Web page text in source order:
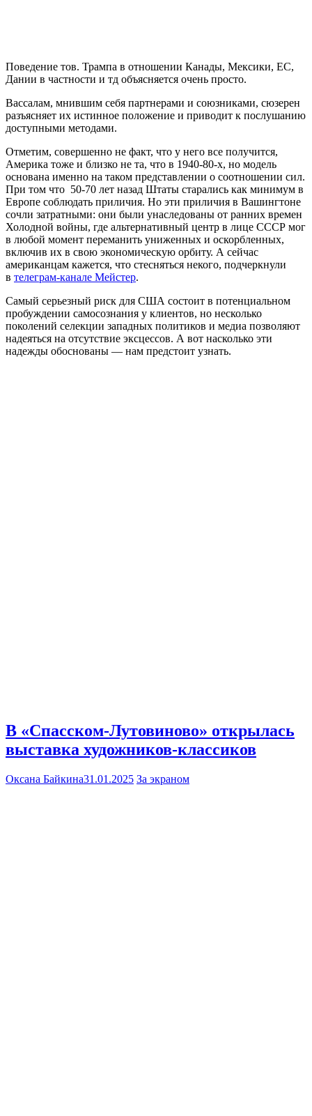
Поведение тов. Трампа в отношении Канады, Мексики, ЕС,
Дании в частности и тд объясняется очень просто.
Вассалам, мнившим себя партнерами и союзниками, сюзерен
разъясняет их истинное положение и приводит к послушанию
доступными методами.
Отметим, совершенно не факт, что у него все получится,
Америка тоже и близко не та, что в 1940-80-х, но модель
основана именно на таком представлении о соотношении сил.
При том что 50-70 лет назад Штаты старались как минимум в
Европе соблюдать приличия. Но эти приличия в Вашингтоне
сочли затратными: они были унаследованы от ранних времен
Холодной войны, где альтернативный центр в лице СССР мог
в любой момент переманить униженных и оскорбленных,
включив их в свою экономическую орбиту. А сейчас
американцам кажется, что стесняться некого, подчеркнули
в телеграм-канале Мейстер.
Самый серьезный риск для США состоит в потенциальном
пробуждении самосознания у клиентов, но несколько
поколений селекции западных политиков и медиа позволяют
надеяться на отсутствие эксцессов. А вот насколько эти
надежды обоснованы — нам предстоит узнать.
В «Спасском-Лутовиново» открылась
выставка художников-классиков
Оксана Байкина31.01.2025 За экраном